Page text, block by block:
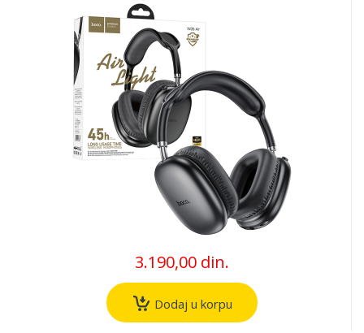
3.190,00 din.
Dodaj u korpu